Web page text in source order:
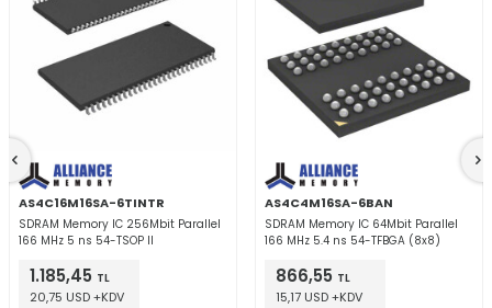
AS4C16M16SA-6TINTR
SDRAM Memory IC 256Mbit Parallel
166 MHz 5 ns 54-TSOP II
1.185,45 TL
20,75 USD +KDV
AS4C4M16SA-6BAN
SDRAM Memory IC 64Mbit Parallel
166 MHz 5.4 ns 54-TFBGA (8x8)
866,55 TL
15,17 USD +KDV